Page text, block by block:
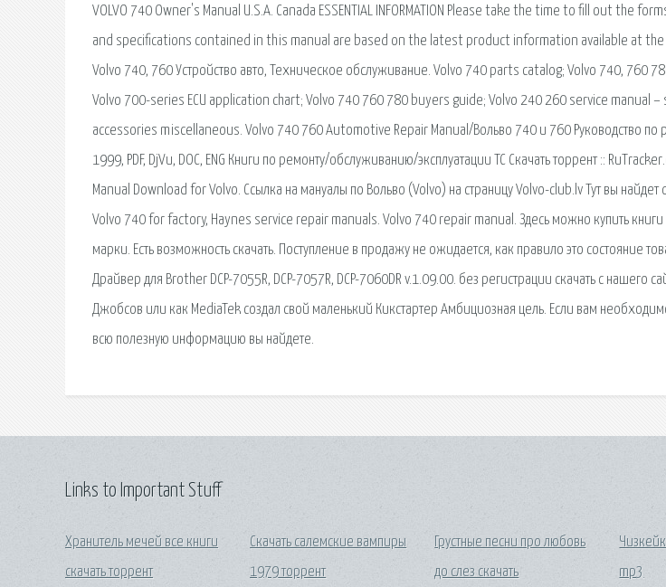
VOLVO 740 Owner's Manual U.S.A. Canada ESSENTIAL INFORMATION Please take the time to fill out the
and specifications contained in this manual are based on the latest product information available at the
Volvo 740, 760 Устройство авто, Техническое обслуживание. Volvo 740 parts catalog; Volvo 740, 760
Volvo 700-series ECU application chart; Volvo 740 760 780 buyers guide; Volvo 240 260 service manual
accessories miscellaneous. Volvo 740 760 Automotive Repair Manual/Вольво 740 и 760 Руководство по
1999, PDF, DjVu, DOC, ENG Книги по ремонту/обслуживанию/эксплуатации ТС Скачать торрент ::
Manual Download for Volvo. Ссылка на мануалы по Вольво (Volvo) на страницу Volvo-club.lv Тут вы
Volvo 740 for factory, Haynes service repair manuals. Volvo 740 repair manual. Здесь можно купить
марки. Есть возможность скачать. Поступление в продажу не ожидается, как правило это состояние
Драйвер для Brother DCP-7055R, DCP-7057R, DCP-7060DR v.1.09.00. без регистрации скачать с нашего
Джобсов или как MediaTek создал свой маленький Кикстартер Амбициозная цель. Если вам
всю полезную информацию вы найдете.
Links to Important Stuff
Хранитель мечей все книги
скачать торрент
Скачать салемские вампиры
1979 торрент
Грустные песни про любовь
до слез скачать
mp3